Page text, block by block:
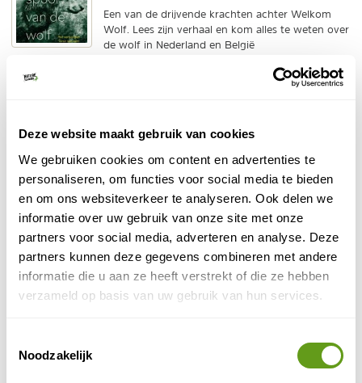
Deze website maakt gebruik van cookies
We gebruiken cookies om content en advertenties te
personaliseren, om functies voor social media te bieden
en om ons websiteverkeer te analyseren. Ook delen we
informatie over uw gebruik van onze site met onze
partners voor social media, adverteren en analyse. Deze
partners kunnen deze gegevens combineren met andere
informatie die u aan ze heeft verstrekt of die ze hebben
verzameld op basis van uw gebruik van hun services.
Noodzakelijk
Een van de drijvende krachten achter Welkom
Wolf. Lees zijn verhaal en kom alles te weten over
de wolf in Nederland en België
Beluga - Wildlife reizen Fins Lapland
spotten? Beluga heeft mooie wildlife reizen
waarbij je op safari gaat en observatiehutten
bezoekt. In diverse seizoenen.
BEKIJK
Nordic - Vakantie in Zweden
Individuele reis